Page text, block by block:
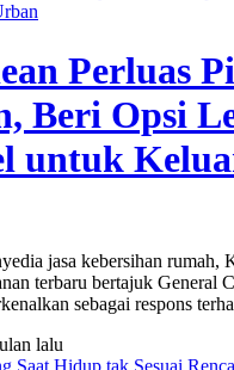
Perluas
Beri Opsi
untuk
jasa kebersihan rumah,
terbaru bertajuk General
sebagai respons
lalu